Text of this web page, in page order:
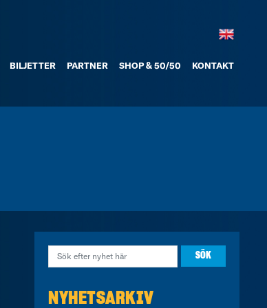
BILJETTER PARTNER SHOP & 50/50 KONTAKT
NYHETSARKIV